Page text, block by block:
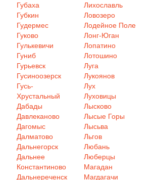
Губаха
Губкин
Гудермес
Гуково
Гулькевичи
Гуниб
Гурьевск
Гусиноозерск
Гусь-
Хрустальный
Дабады
Давлеканово
Дагомыс
Далматово
Дальнегорск
Дальнее
Константиново
Дальнереченск
Лихославль
Ловозеро
Лодейное Поле
Лонг-Юган
Лопатино
Лотошино
Луга
Лукоянов
Лух
Луховицы
Лысково
Лысые Горы
Лысьва
Льгов
Любань
Люберцы
Магадан
Магдагачи